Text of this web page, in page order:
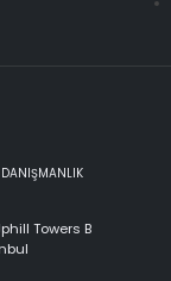
DANIŞMANLIK
Towers B